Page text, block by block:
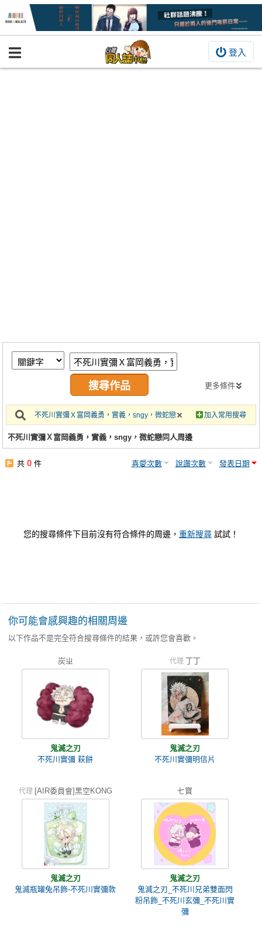
登入
BOOKY書集倉庫
繪圖藝廊
交流中心
攤位轉讓區
會員功能選單
註冊會員
更多條件
不死川實彌Ｘ富岡義勇，實義，sngy，微蛇戀 加入常用搜尋
不死川實彌Ｘ富岡義勇，實義，sngy，微蛇戀同人周邊
共0 件 喜愛次數 說讚次數 發表日期
您的搜尋條件下目前沒有符合條件的周邊， 重新搜尋 試試！
你可能會感興趣的相關周邊
以下作品不是完全符合搜尋條件的結果，或許您會喜歡。
炭ㄓ
鬼滅之刃
不死川實彌 萩餅
代理 丁丁
鬼滅之刃
不死川實彌明信片
代理 [AIR委員會]黑空KONG
鬼滅之刃
鬼滅瓶罐兔吊飾-不死川實彌款
七寶
鬼滅之刃
鬼滅之刃_不死川兄弟雙面閃
粉吊飾_不死川玄彌_不死川實
彌